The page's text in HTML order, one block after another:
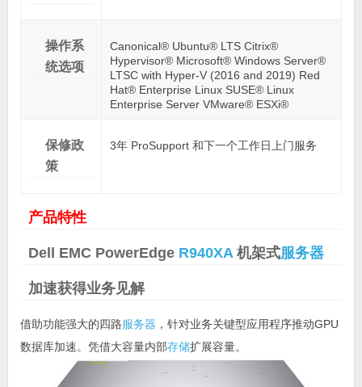
操作系
统选项
Canonical® Ubuntu® LTS Citrix®
Hypervisor® Microsoft® Windows Server®
LTSC with Hyper-V (2016 and 2019) Red
Hat® Enterprise Linux SUSE® Linux
Enterprise Server VMware® ESXi®
保修政
策
3年 ProSupport 和下一个工作日上门服务
产品特性
Dell EMC PowerEdge R940XA机架式服务器
加速获得业务见解
借助功能强大的四路服务器 ，针对业务关键型应用程序推动GPU
数据库加速。凭借大容量内部存储扩展容量。